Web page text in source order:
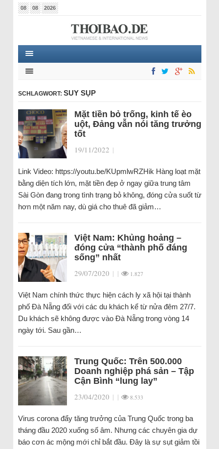
08 08 2026
SCHLAGWORT: SUY SỤP
Mặt tiền bỏ trống, kinh tế èo
uột, Đảng vẫn nói tăng trưởng
tốt
19/11/2022 |
Link Video: https://youtu.be/KUpmlwRZHik Hàng loạt mặt
bằng diện tích lớn, mặt tiền đẹp ở ngay giữa trung tâm
Sài Gòn đang trong tình trạng bỏ không, đóng cửa suốt từ
hơn một năm nay, dù giá cho thuê đã giảm…
Việt Nam: Khủng hoảng –
đóng cửa “thành phố đáng
sống” nhất
29/07/2020 | | 1.827
Việt Nam chính thức thực hiện cách ly xã hội tại thành
phố Đà Nẵng đối với các du khách kể từ nửa đêm 27/7.
Du khách sẽ không được vào Đà Nẵng trong vòng 14
ngày tới. Sau gần…
Trung Quốc: Trên 500.000
Doanh nghiệp phá sản – Tập
Cận Bình “lung lay”
23/04/2020 | | 8.533
Virus corona đẩy tăng trưởng của Trung Quốc trong ba
tháng đầu 2020 xuống số âm. Nhưng các chuyên gia dự
báo cơn ác mộng mới chỉ bắt đầu. Đây là sự sụt giảm tồi